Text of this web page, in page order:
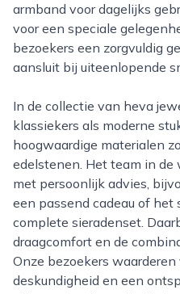
armband voor dagelijks
voor een speciale
bezoekers een zorgvuldig
aansluit bij uiteenlopende
In de collectie van heva jewelry vind je zowel tijdloze
klassiekers als moderne
hoogwaardige materialen
edelstenen. Het team in
met persoonlijk advies,
een passend cadeau of
complete sieradenset.
draagcomfort en de
Onze bezoekers
deskundigheid en een